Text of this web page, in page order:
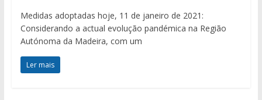
Medidas adoptadas hoje, 11 de janeiro de 2021:
Considerando a actual evolução pandémica na Região
Autónoma da Madeira, com um
Ler mais